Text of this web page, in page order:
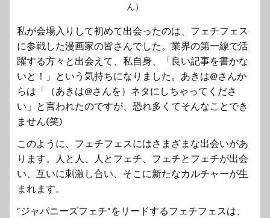
ん）
私が会場入りして初めて出会ったのは、フェチフェス
に参戦した漫画家の皆さんでした。業界の第一線で活
躍する方々と出会えて、私自身、「良い記事を書かな
いと！」という気持ちになりました。あきは@さんか
らは「（あきは@さんを）ネタにしちゃってくださ
い」と言われたのですが、恐れ多くてそんなことでき
ません(笑)
このように、フェチフェスにはさまざまな出会いがあ
ります。人と人、人とフェチ、フェチとフェチが出会
い、互いに刺激し合い、そこに新たなカルチャーが生
まれます。
”ジャパニーズフェチ”をリードするフェチフェスは、